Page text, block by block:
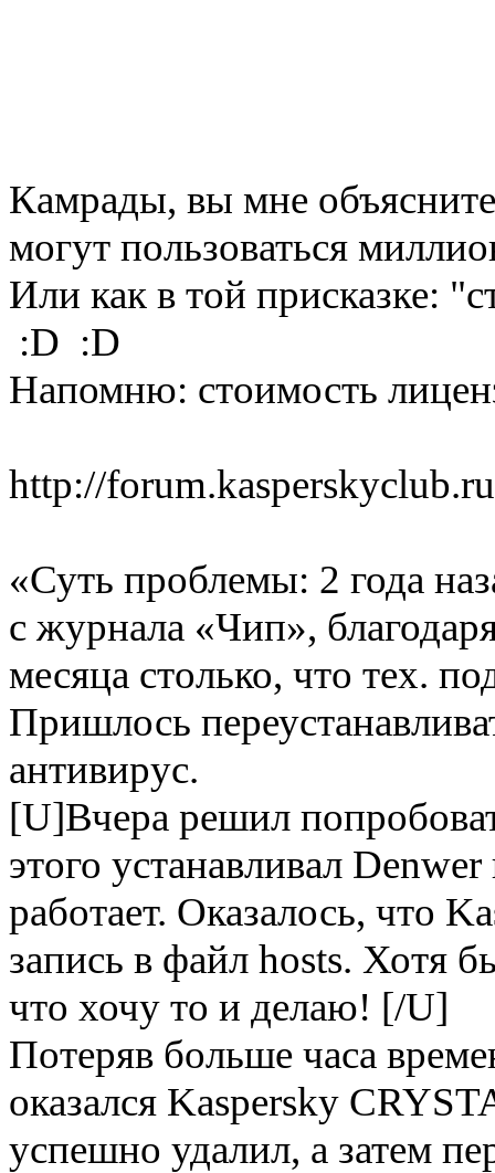
Камрады, вы мне
могут пользоваться
Или как в той присказке:
:D :D
Напомню: стоимость
http://
«Суть проблемы: 2 года
с журнала «Чип»,
месяца столько, что тех.
Пришлось
антивирус.
[U]Вчера решил
этого устанавливал
работает. Оказалось, что
запись в файл hosts. Хотя
что хочу то и делаю! [/U]
Потеряв больше часа
оказался Kaspersky
успешно удалил, а затем